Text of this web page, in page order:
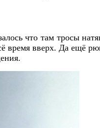
что там тросы
время вверх. Да ещё